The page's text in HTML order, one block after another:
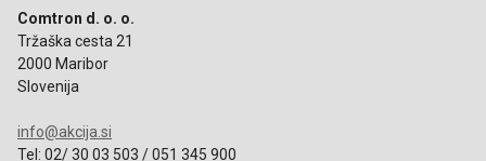
Comtron d. o. o.
Tržaška cesta 21
2000 Maribor
Slovenija
info@akcija.si
Tel: 02/ 30 03 503 / 051 345 900